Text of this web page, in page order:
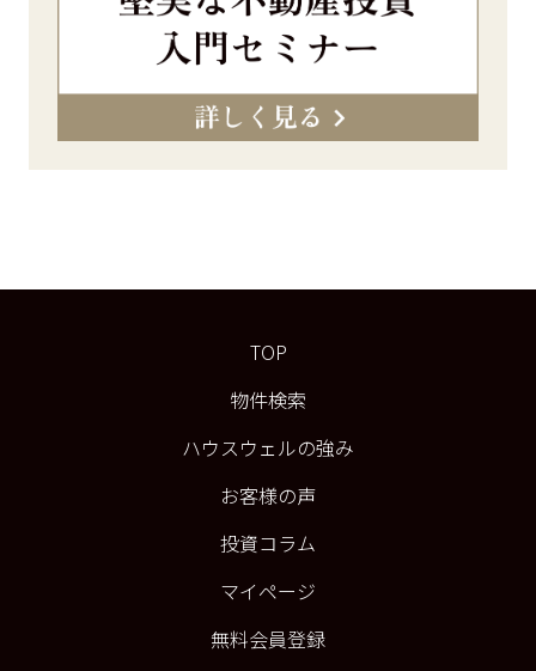
TOP
物件検索
ハウスウェルの強み
お客様の声
投資コラム
マイページ
無料会員登録